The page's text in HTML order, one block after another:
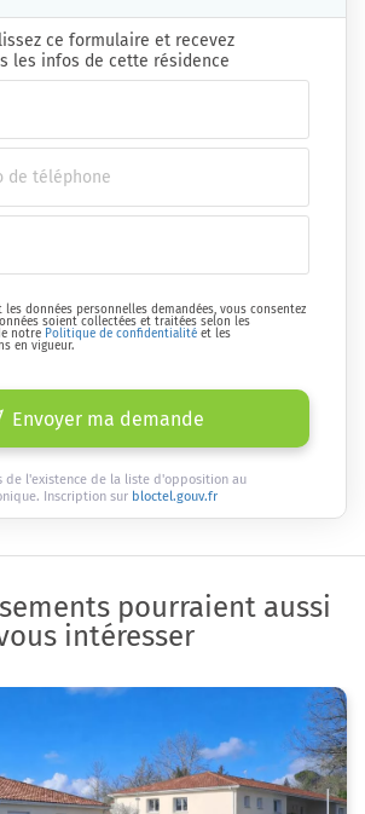
ce formulaire et recevez
les infos de cette résidence
les données personnelles demandées, vous consentez
soient collectées et traitées selon les
notre Politique de confidentialité et les
en vigueur.
Envoyer ma demande
de l'existence de la liste d'opposition au
Inscription sur bloctel.gouv.fr
pourraient aussi
intéresser